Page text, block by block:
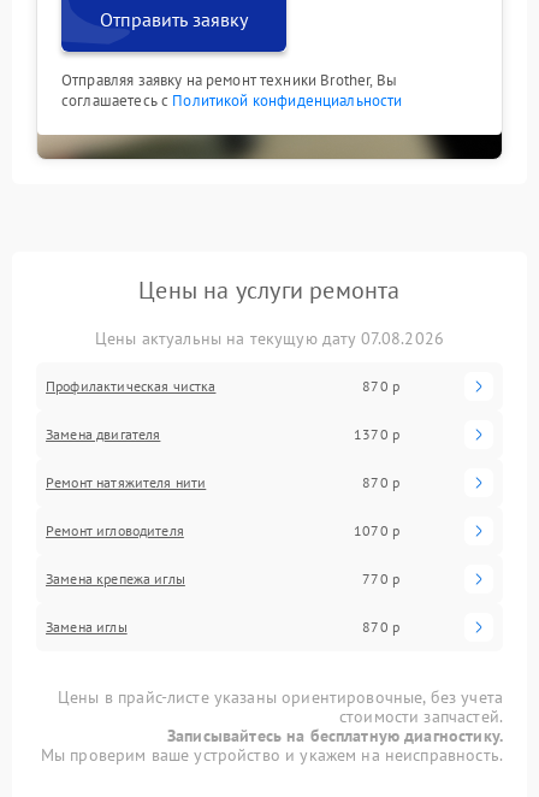
Отправить заявку
Отправляя заявку на ремонт техники Brother, Вы
соглашаетесь с Политикой конфиденциальности
Цены на услуги ремонта
Цены актуальны на текущую дату 07.08.2026
Профилактическая чистка 870 р
Замена двигателя 1370 р
Ремонт натяжителя нити 870 р
Ремонт игловодителя 1070 р
Замена крепежа иглы 770 р
Замена иглы 870 р
Цены в прайс-листе указаны ориентировочные, без учета
стоимости запчастей.
Записывайтесь на бесплатную диагностику.
Мы проверим ваше устройство и укажем на неисправность.